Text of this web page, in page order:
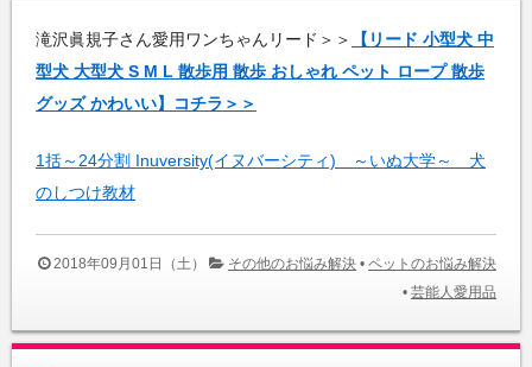
滝沢眞規子さん愛用ワンちゃんリード＞＞
【リード 小型犬 中
型犬 大型犬 S M L 散歩用 散歩 おしゃれ ペット ロープ 散歩
グッズ かわいい】コチラ＞＞
1括～24分割 Inuversity(イヌバーシティ) ～いぬ大学～ 犬
のしつけ教材
2018年09月01日（土） その他のお悩み解決 • ペットのお悩み解決
• 芸能人愛用品